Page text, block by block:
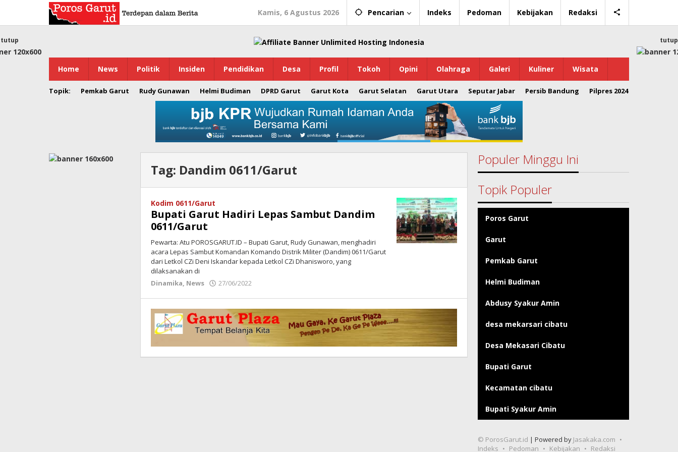
konten
Kamis, 6 Agustus 2026 Pencarian Indeks Pedoman Kebijakan Redaksi
Home News Politik Insiden Pendidikan Desa Profil Tokoh Opini Olahraga Galeri Kuliner Wisata
Topik: Pemkab Garut Rudy Gunawan Helmi Budiman DPRD Garut Garut Kota Garut Selatan Garut Utara Seputar Jabar Persib Bandung Pilpres 2024
tutup tutup
Tag: Dandim 0611/Garut
Kodim 0611/Garut
Bupati Garut Hadiri Lepas Sambut Dandim
0611/Garut
Pewarta: Atu POROSGARUT.ID – Bupati Garut, Rudy Gunawan, menghadiri
acara Lepas Sambut Komandan Komando Distrik Militer (Dandim) 0611/Garut
dari Letkol CZi Deni Iskandar kepada Letkol CZi Dhanisworo, yang
dilaksanakan di
Dinamika, News 27/06/2022
Populer Minggu Ini
Topik Populer
Poros Garut
Garut
Pemkab Garut
Helmi Budiman
Abdusy Syakur Amin
desa mekarsari cibatu
Desa Mekasari Cibatu
Bupati Garut
Kecamatan cibatu
Bupati Syakur Amin
© PorosGarut.id | Powered by Jasakaka.com
Indeks
Pedoman Kebijakan Redaksi